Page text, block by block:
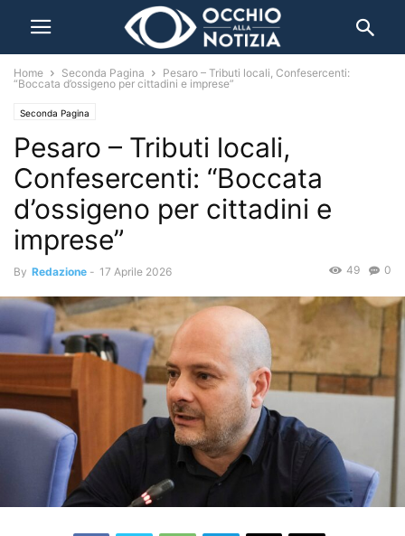
Home Seconda Pagina
Pesaro – Tributi locali, Confesercenti:
“Boccata d’ossigeno per cittadini e imprese”
Seconda Pagina
Pesaro – Tributi locali,
Confesercenti: “Boccata
d’ossigeno per cittadini e
imprese”
By Redazione - 17 Aprile 2026 0
49